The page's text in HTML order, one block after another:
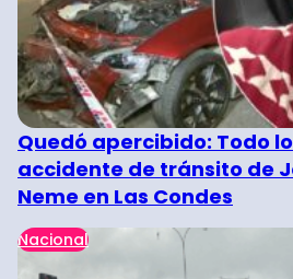
Quedó apercibido: Todo
accidente de tránsito de
Neme en Las Condes
Nacional